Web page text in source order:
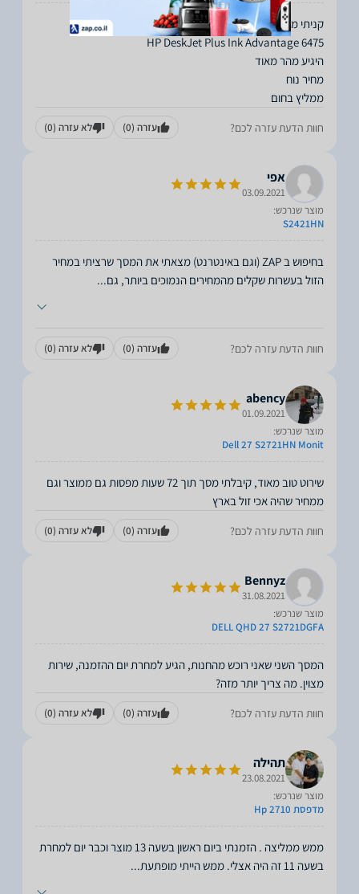
ממליץ בחום
חוות הדעת עזרה לכם? עזרה (0) לא עזרה (0)
אפי
03.09.2021
מוצר שנרכש:
S2421HN
בחיפוש ב ZAP (וגם באינטרנט) מצאתי את המסך שרציתי במחיר
הזול בעשרות שקלים מהמחירים הנמוכים ביותר, גם...
חוות הדעת עזרה לכם? עזרה (0) לא עזרה (0)
abency
01.09.2021
מוצר שנרכש:
Dell 27 S2721HN Monit
שירוט טוב מאוד, קיבלתי מסך תוך 72 שעות מפסות גם ממוצר וגם
ממחיר שהיה אכי זול בארץ
חוות הדעת עזרה לכם? עזרה (0) לא עזרה (0)
Bennyz
31.08.2021
מוצר שנרכש:
S2721DGFA ‏27 DELL QHD
המסך השני שאני רוכש מהחנות, הגיע למחרת יום ההזמנה, שירות
מצוין. מה צריך יותר מזה?
חוות הדעת עזרה לכם? עזרה (0) לא עזרה (0)
תהילה
23.08.2021
מוצר שנרכש:
מדפסת Hp 2710
ממש ממליצה . הזמנתי ביום ראשון בשעה 13 מוצר וכבר יום למחרת
בשעה 11 זה היה אצלי. ממש הייתי מופתעת
...